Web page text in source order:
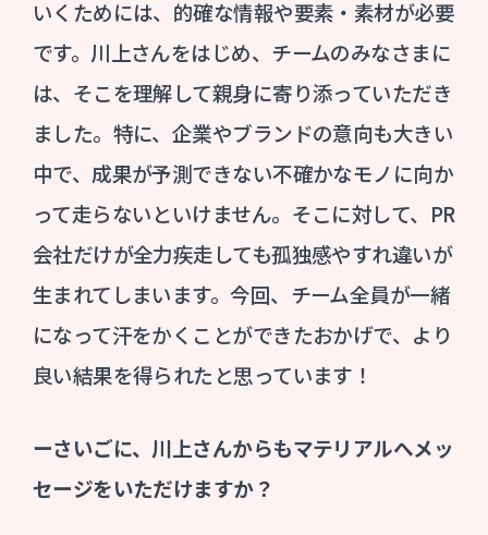
いくためには、的確な情報や要素・素材が必要
です。川上さんをはじめ、チームのみなさまに
は、そこを理解して親身に寄り添っていただき
ました。特に、企業やブランドの意向も大きい
中で、成果が予測できない不確かなモノに向か
って走らないといけません。そこに対して、PR
会社だけが全力疾走しても孤独感やすれ違いが
生まれてしまいます。今回、チーム全員が一緒
になって汗をかくことができたおかげで、より
良い結果を得られたと思っています！
ーさいごに、川上さんからもマテリアルへメッ
セージをいただけますか？